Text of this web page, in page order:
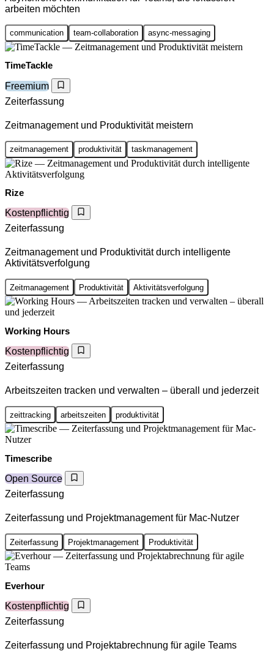
arbeiten möchten
communication team-collaboration async-messaging
TimeTackle
Freemium
Zeiterfassung
Zeitmanagement und Produktivität meistern
zeitmanagement produktivität taskmanagement
Rize
Kostenpflichtig
Zeiterfassung
Zeitmanagement und Produktivität durch intelligente
Aktivitätsverfolgung
Zeitmanagement Produktivität Aktivitätsverfolgung
Working Hours
Kostenpflichtig
Zeiterfassung
Arbeitszeiten tracken und verwalten – überall und jederzeit
zeittracking arbeitszeiten produktivität
Timescribe
Open Source
Zeiterfassung
Zeiterfassung und Projektmanagement für Mac-Nutzer
Zeiterfassung Projektmanagement Produktivität
Everhour
Kostenpflichtig
Zeiterfassung
Zeiterfassung und Projektabrechnung für agile Teams